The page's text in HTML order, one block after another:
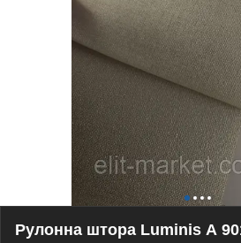
Рулонна штора Luminis А